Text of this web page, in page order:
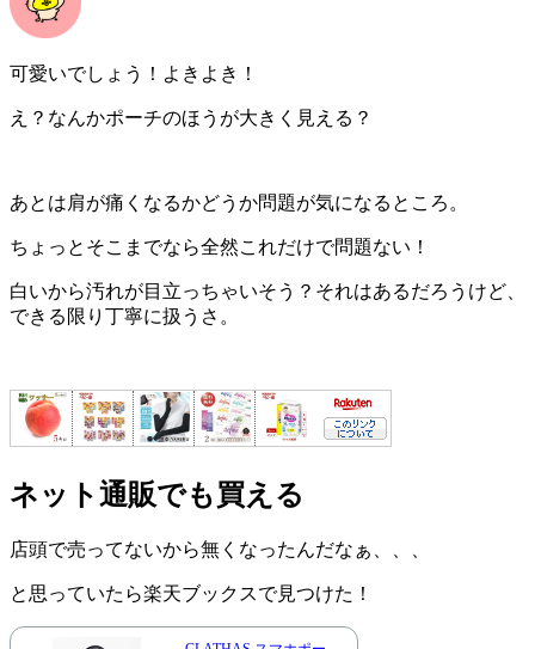
可愛いでしょう！よきよき！
え？なんかポーチのほうが大きく見える？
あとは肩が痛くなるかどうか問題が気になるところ。
ちょっとそこまでなら全然これだけで問題ない！
白いから汚れが目立っちゃいそう？それはあるだろうけど、
できる限り丁寧に扱うさ。
ネット通販でも買える
店頭で売ってないから無くなったんだなぁ、、、
と思っていたら楽天ブックスで見つけた！